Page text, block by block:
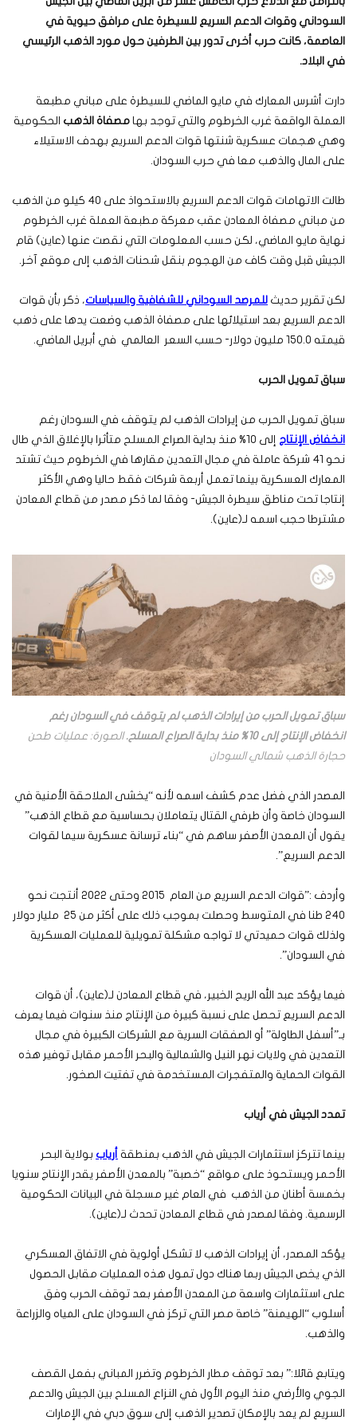
السوداني وقوات الدعم السريع للسيطرة على مرافق حيوية في
العاصمة، كانت حرب أخرى تدور بين الطرفين حول مورد الذهب الرئيسي
في البلاد.
دارت أشرس المعارك في مايو الماضي للسيطرة على مباني مطبعة
العملة الواقعة غرب الخرطوم والتي توجد بها مصفاة الذهب الحكومية
وهي هجمات عسكرية شنتها قوات الدعم السريع بهدف الاستيلاء
على المال والذهب معا في حرب السودان.
طالت الاتهامات قوات الدعم السريع بالاستحواذ على 40 كيلو من الذهب
من مباني مصفاة المعادن عقب معركة مطبعة العملة غرب الخرطوم
نهاية مايو الماضي، لكن حسب المعلومات التي نقصت عنها (عاين) قام
الجيش قبل وقت كاف من الهجوم بنقل شحنات الذهب إلى موقع آخر.
لكن تقرير حديث للمرصد السوداني للشفافية والسياسات، ذكر بأن قوات
الدعم السريع بعد استيلائها على مصفاة الذهب وضعت يدها على ذهب
قيمته 150.0 مليون دولار- حسب السعر العالمي في أبريل الماضي.
سباق تمويل الحرب
سباق تمويل الحرب من إيرادات الذهب لم يتوقف في السودان رغم
انخفاض الإنتاج
إلى 10% منذ بداية الصراع المسلح متأثرا بالإغلاق الذي طال
نحو 41 شركة عاملة في مجال التعدين مقارها في الخرطوم حيث تشتد
المعارك العسكرية بينما تعمل أربعة شركات فقط حاليا وهي الأكثر
إنتاجا تحت مناطق سيطرة الجيش- وفقا لما ذكر مصدر من قطاع المعادن
مشترطا حجب اسمه لـ(عاين).
سباق تمويل الحرب من إيرادات الذهب لم يتوقف في السودان رغم
انخفاض الإنتاج إلى 10% منذ بداية الصراع المسلح.
الصورة: عمليات طحن
حجارة الذهب شمالي السودان
المصدر الذي فضل عدم كشف اسمه لأنه “يخشى الملاحقة الأمنية في
السودان خاصة وأن طرفي القتال يتعاملان بحساسية مع قطاع الذهب”
يقول أن المعدن الأصفر ساهم في “بناء ترسانة عسكرية سيما لقوات
الدعم السريع”.
وأردف :”قوات الدعم السريع من العام 2015 وحتى 2022 أنتجت نحو
240 طنا في المتوسط وحصلت بموجب ذلك على أكثر من 25 مليار دولار
ولذلك قوات حميدتي لا تواجه مشكلة تمويلية للعمليات العسكرية
في السودان”.
فيما يؤكد عبد الله الريح الخبير، في قطاع المعادن لـ(عاين)، أن قوات
الدعم السريع تحصل على نسبة كبيرة من الإنتاج منذ سنوات فيما يعرف
بـ”أسفل الطاولة” أو الصفقات السرية مع الشركات الكبيرة في مجال
التعدين في ولايات نهر النيل والشمالية والبحر الأحمر مقابل توفير هذه
القوات الحماية والمتفجرات المستخدمة في تفتيت الصخور.
تمدد الجيش في أرياب
بينما تتركز استثمارات الجيش في الذهب بمنطقة أرياب بولاية البحر
الأحمر ويستحوذ على مواقع “خصبة” بالمعدن الأصفر يقدر الإنتاج سنويا
بخمسة أطنان من الذهب في العام غير مسجلة في البيانات الحكومية
الرسمية. وفقا لمصدر في قطاع المعادن تحدث لـ(عاين).
يؤكد المصدر، أن إيرادات الذهب لا تشكل أولوية في الاتفاق العسكري
الذي يخص الجيش ربما هناك دول تمول هذه العمليات مقابل الحصول
على استثمارات واسعة من المعدن الأصفر بعد توقف الحرب وفق
أسلوب “الهيمنة” خاصة مصر التي تركز في السودان على المياه والزراعة
والذهب.
ويتابع قائلا:” بعد توقف مطار الخرطوم وتضرر المباني بفعل القصف
الجوي والأرضي منذ اليوم الأول في النزاع المسلح بين الجيش والدعم
السريع لم يعد بالإمكان تصدير الذهب إلى سوق دبي في الإمارات